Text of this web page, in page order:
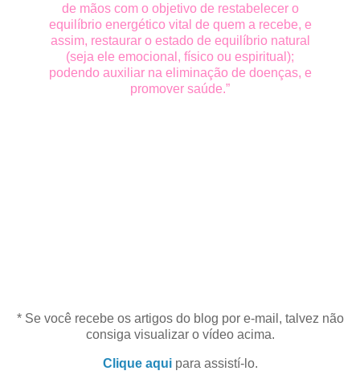
de mãos com o objetivo de restabelecer o
equilíbrio energético vital de quem a recebe, e
assim, restaurar o estado de equilíbrio natural
(seja ele emocional, físico ou espiritual);
podendo auxiliar na eliminação de doenças, e
promover saúde.”
* Se você recebe os artigos do blog por e-mail, talvez não
consiga visualizar o vídeo acima.
Clique aquipara assistí-lo.